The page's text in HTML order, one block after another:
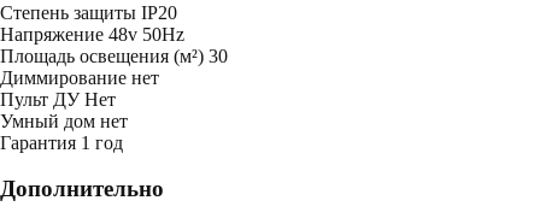
Степень защиты IP20
Напряжение 48v 50Hz
Площадь освещения (м²) 30
Диммирование нет
Пульт ДУНет
Умный дом нет
Гарантия 1 год
Дополнительно